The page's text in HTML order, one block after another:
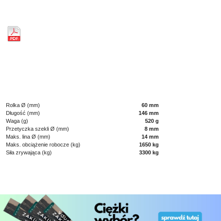
Rolka Ø (mm)
60 mm
Długość (mm)
146 mm
Waga (g)
520 g
Przetyczka szekli Ø (mm)
8 mm
Maks. lina Ø (mm)
14 mm
Maks. obciążenie robocze (kg)
1650 kg
Siła zrywająca (kg)
3300 kg